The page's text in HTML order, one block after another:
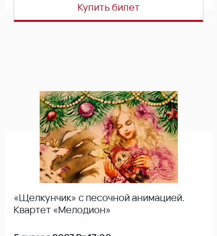
Купить билет
«Щелкунчик» с песочной анимацией.
Квартет «Мелодион»